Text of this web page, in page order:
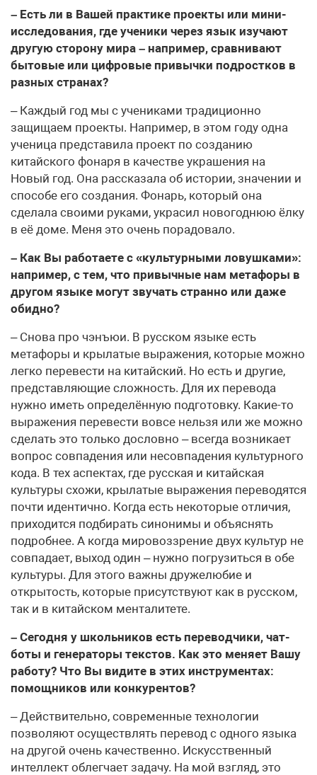
– Есть ли в Вашей практике проекты или мини-
исследования, где ученики через язык изучают
другую сторону мира – например, сравнивают
бытовые или цифровые привычки подростков в
разных странах?
– Каждый год мы с учениками традиционно
защищаем проекты. Например, в этом году одна
ученица представила проект по созданию
китайского фонаря в качестве украшения на
Новый год. Она рассказала об истории, значении и
способе его создания. Фонарь, который она
сделала своими руками, украсил новогоднюю ёлку
в её доме. Меня это очень порадовало.
– Как Вы работаете с «культурными ловушками»:
например, с тем, что привычные нам метафоры в
другом языке могут звучать странно или даже
обидно?
– Снова про чэнъюи. В русском языке есть
метафоры и крылатые выражения, которые можно
легко перевести на китайский. Но есть и другие,
представляющие сложность. Для их перевода
нужно иметь определённую подготовку. Какие-то
выражения перевести вовсе нельзя или же можно
сделать это только дословно – всегда возникает
вопрос совпадения или несовпадения культурного
кода. В тех аспектах, где русская и китайская
культуры схожи, крылатые выражения переводятся
почти идентично. Когда есть некоторые отличия,
приходится подбирать синонимы и объяснять
подробнее. А когда мировоззрение двух культур не
совпадает, выход один – нужно погрузиться в обе
культуры. Для этого важны дружелюбие и
открытость, которые присутствуют как в русском,
так и в китайском менталитете.
– Сегодня у школьников есть переводчики, чат-
боты и генераторы текстов. Как это меняет Вашу
работу? Что Вы видите в этих инструментах:
помощников или конкурентов?
– Действительно, современные технологии
позволяют осуществлять перевод с одного языка
на другой очень качественно. Искусственный
интеллект облегчает задачу. На мой взгляд, это